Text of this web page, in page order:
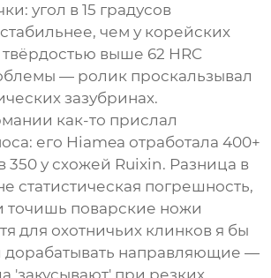
угол в 15 градусов
чем у корейских
выше 62 HRC
— ролик проскальзывал
зазубринах.
как-то прислал
его Hiamea отработала 400+
350 у схожей Ruixin. Разница в
статистическая погрешность,
точишь поварские ножи
для охотничьих клинков я бы
дорабатывать направляющие —